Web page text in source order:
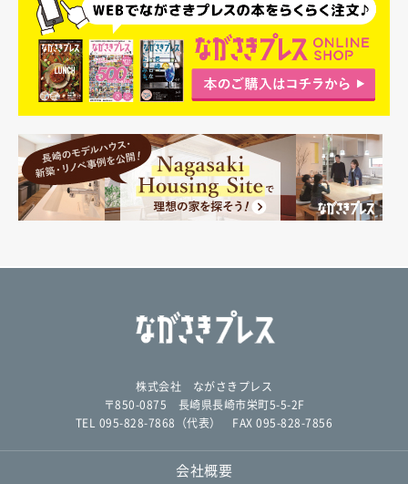
株式会社 ながさきプレス
〒850-0875 長崎県長崎市栄町5-5-2F
TEL 095-828-7868（代表） FAX 095-828-7856
会社概要